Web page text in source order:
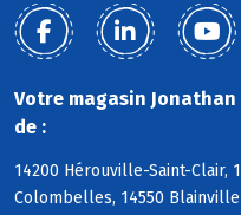
Votre magasin
de :
14200 Hérouville-Saint-Clair,
Colombelles, 14550